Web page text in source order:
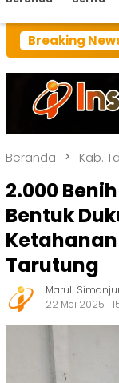
Breaking
kali ini
Beranda Kab.
2.000
Bentuk
Tarutung
Maruli
22 Mei 2025